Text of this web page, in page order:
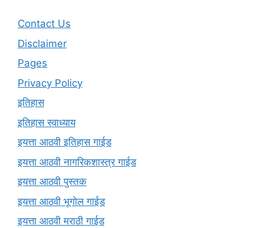
Contact Us
Disclaimer
Pages
Privacy Policy
इतिहास
इतिहास स्वाध्याय
इयत्ता आठवी इतिहास गाईड
इयत्ता आठवी नागरिकशास्त्र गाईड
इयत्ता आठवी पुस्तक
इयत्ता आठवी भूगोल गाईड
इयत्ता आठवी मराठी गाईड